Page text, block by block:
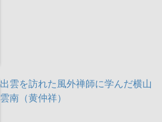
出雲を訪れた風外禅師に学んだ横山
雲南（黄仲祥）